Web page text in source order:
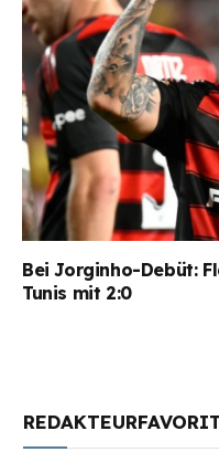
Bei Jorginho-Debüt:
Tunis mit 2:0